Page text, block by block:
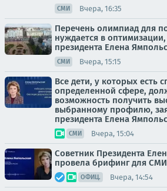
СМИ Вчера, 16:35
Перечень олимпиад для
нуждается в оптимизации,
президента Елена
СМИ Вчера, 15:15
Все дети, у которых есть
определенной сфере,
возможность получить
выбранному профилю,
президента Елена
СМИ Вчера, 15:04
Советник Президента
провела брифинг для СМИ
ОФИЦ. Вчера, 14:54